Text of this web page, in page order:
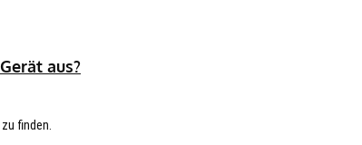
aus?
finden.